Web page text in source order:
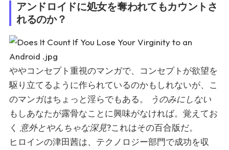
アンドロイドに処女を奪われてもカウントさ
れるのか？
ややコンセプト重視のマンガで、コンセプトが欲望を
駆り立てるように作られているのかもしれないが、こ
のマンガはちょっと淫らでもある。
うのみにしない
もしあなたが露骨なことに興味がなければ。覚えてお
く 意外とやんちゃな深見?これはその百合版だ。
ヒロインの津田茜は、テクノロジー部門で成功を収